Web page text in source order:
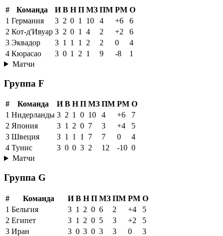
# Команда И В Н П МЗ ПМ РМ О
1 Германия 3 2 0 1 10 4 +6
6
2 Кот-д'Ивуар 3 2 0 1 4 2 +2
6
3 Эквадор 3 1 1 1 2 2 0
4
4 Кюрасао 3 0 1 2 1 9 -8
1
Матчи
Группа F
# Команда И В Н П МЗ ПМ РМ О
1 Нидерланды 3 2 1 0 10 4 +6
7
2 Япония 3 1 2 0 7 3 +4
5
3 Швеция 3 1 1 1 7 7 0
4
4 Тунис 3 0 0 3 2 12 -10 0
Матчи
Группа G
# Команда И В Н П МЗ ПМ РМ О
1 Бельгия 3 1 2 0 6 2 +4
5
2 Египет 3 1 2 0 5 3 +2
5
3 Иран 3 0 3 0 3 3 0
3